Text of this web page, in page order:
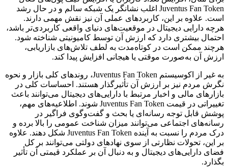
Juventus Fan Token اغلب نشانگر یک شبکه سالم و در حال رشد
است. علاوه بر این، کاربردهای عملی آن نیز نقش مهمی دارند.
هرچه دارایی دیجیتال در موقعیت‌های دنیای واقعی کاربردی‌تر باشد،
احتمال بیشتری دارد که ارزش آن توسط کامیونیتی شناخته شود.
هرچند ممکن است در کوتاه‌مدت به لطف تلاش‌های بازاریابی،
ارزش آن به‌صورت موقتی یا هیجانی افزایش پیدا کند.
به غیر از اکوسیستم Juventus Fan Token، روندهای کلی بازار و نحوه
نگرش مردم نیز بر ارزش آن تأثیرگذار هستند. احساسات کلی در
بازارهای مالی و اخبار مرتبط با دارایی‌های دیجیتال می‌توانند باعث
تغییراتی در قیمت Juventus Fan Token شوند. اطلاعیه‌های مهم،
پوشش قابل توجه رسانه‌ای یا بحث و گفت‌وگوی فراگیر در
رسانه‌های اجتماعی می‌توانند میزان شناخت عمومی را بالا برده و
درک مردم را نسبت به آینده Juventus Fan Token شکل دهند. علاوه
بر این، تحولات نظارتی از سوی نهادهای دولتی می‌توانند بر کل
فضای دارایی‌های دیجیتال و به‌ دنبال آن بر عملکرد قیمتی آن تأثیر
بگذارد.